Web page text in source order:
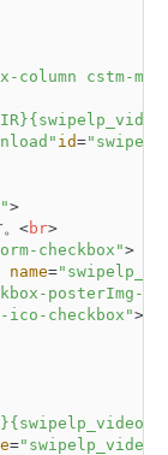
column cstm-
id=
>
<br>
checkbox">
name=
posterImg-
ico-checkbox">
=